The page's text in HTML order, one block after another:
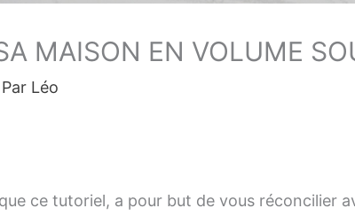
MAISON EN VOLUME
Léo
ce tutoriel, a pour but de vous réconcilier